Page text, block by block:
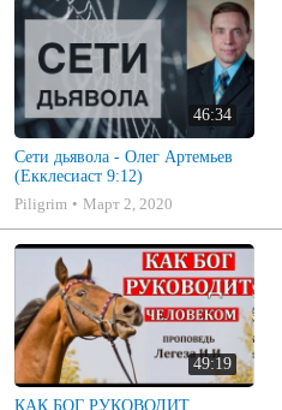
46:34
Сети дьявола - Олег Артемьев
(Екклесиаст 9:12)
Piligrim
Март 2, 2020
49:19
КАК БОГ РУКОВОДИТ